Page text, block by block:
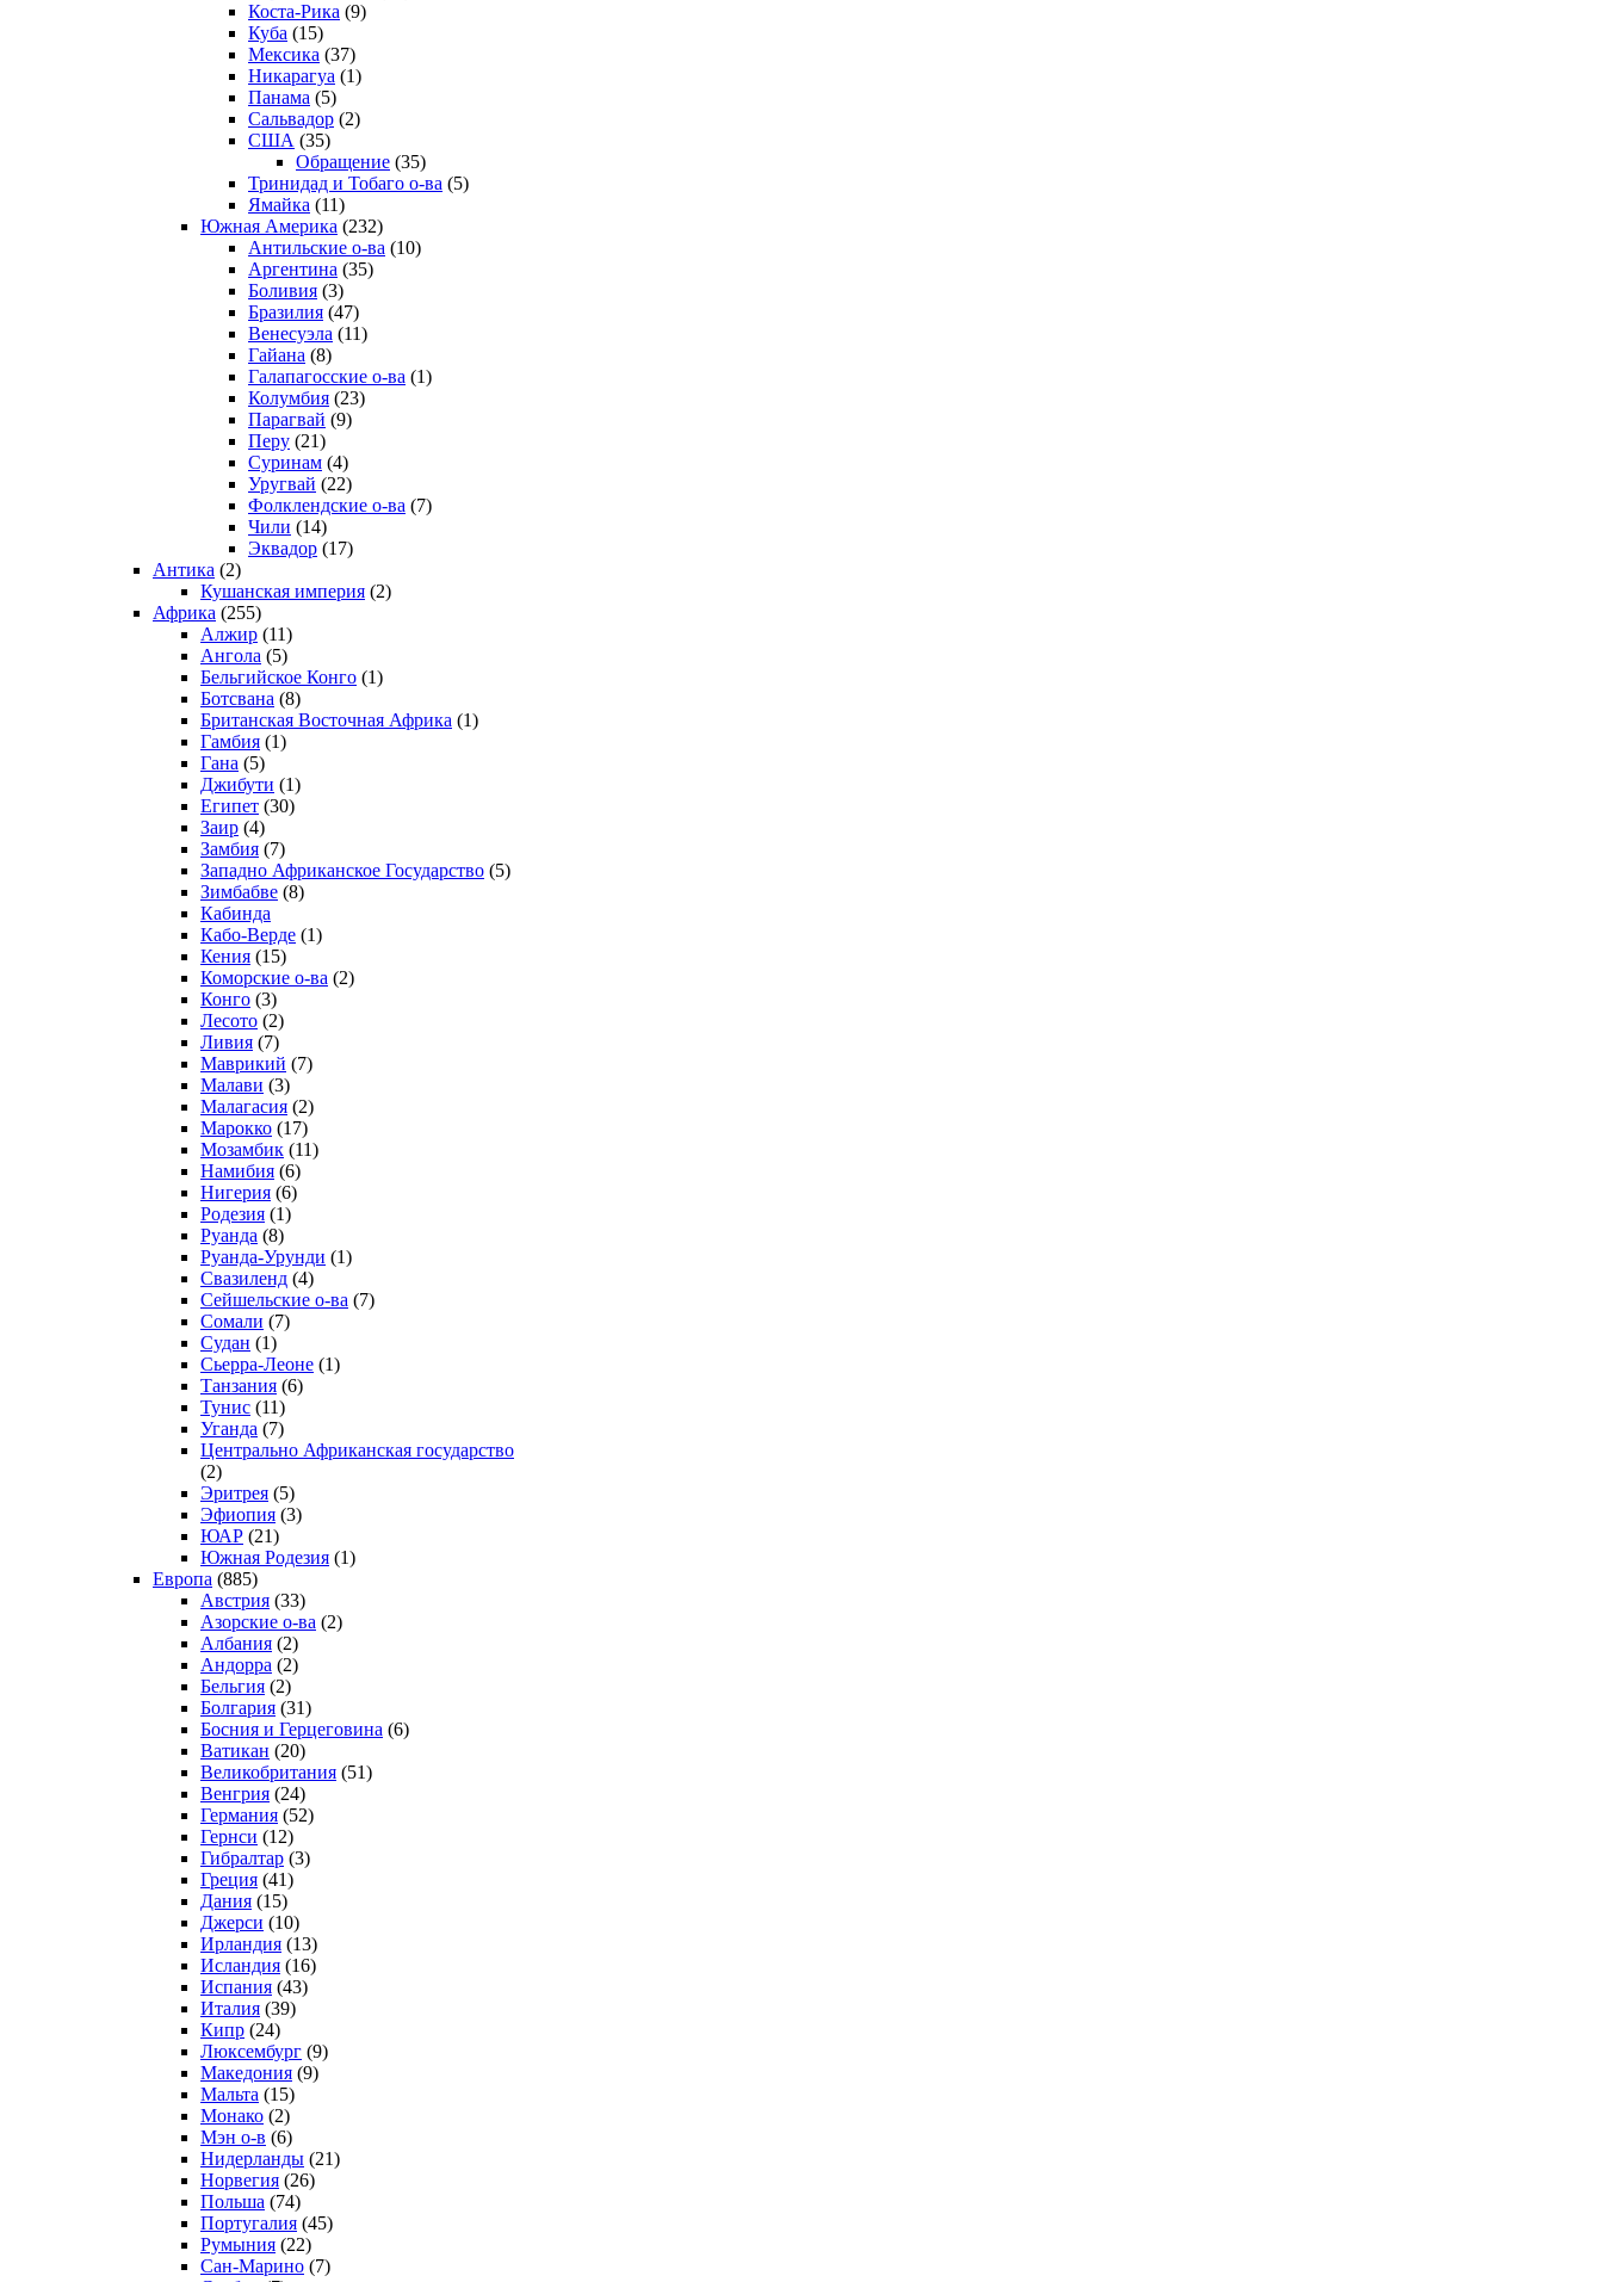
Коста-Рика (9)
Куба (15)
Мексика (37)
Никарагуа (1)
Панама (5)
Сальвадор (2)
США (35)
Обращение (35)
Тринидад и Тобаго о-ва (5)
Ямайка (11)
Южная Америка (232)
Антильские о-ва (10)
Аргентина (35)
Боливия (3)
Бразилия (47)
Венесуэла (11)
Гайана (8)
Галапагосские о-ва (1)
Колумбия (23)
Парагвай (9)
Перу (21)
Суринам (4)
Уругвай (22)
Фолклендские о-ва (7)
Чили (14)
Эквадор (17)
Антика (2)
Кушанская империя (2)
Африка (255)
Алжир (11)
Ангола (5)
Бельгийское Конго (1)
Ботсвана (8)
Британская Восточная Африка (1)
Гамбия (1)
Гана (5)
Джибути (1)
Египет (30)
Заир (4)
Замбия (7)
Западно Африканское Государство (5)
Зимбабве (8)
Кабинда
Кабо-Верде (1)
Кения (15)
Коморские о-ва (2)
Конго (3)
Лесото (2)
Ливия (7)
Маврикий (7)
Малави (3)
Малагасия (2)
Марокко (17)
Мозамбик (11)
Намибия (6)
Нигерия (6)
Родезия (1)
Руанда (8)
Руанда-Урунди (1)
Свазиленд (4)
Сейшельские о-ва (7)
Сомали (7)
Судан (1)
Сьерра-Леоне (1)
Танзания (6)
Тунис (11)
Уганда (7)
Центрально Африканская государство
(2)
Эритрея (5)
Эфиопия (3)
ЮАР (21)
Южная Родезия (1)
Европа (885)
Австрия (33)
Азорские о-ва (2)
Албания (2)
Андорра (2)
Бельгия (2)
Болгария (31)
Босния и Герцеговина (6)
Ватикан (20)
Великобритания (51)
Венгрия (24)
Германия (52)
Гернси (12)
Гибралтар (3)
Греция (41)
Дания (15)
Джерси (10)
Ирландия (13)
Исландия (16)
Испания (43)
Италия (39)
Кипр (24)
Люксембург (9)
Македония (9)
Мальта (15)
Монако (2)
Мэн о-в (6)
Нидерланды (21)
Норвегия (26)
Польша (74)
Португалия (45)
Румыния (22)
Сан-Марино (7)